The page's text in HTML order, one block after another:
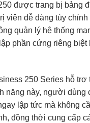
được trang bị bảng
viên dễ dàng tùy
quản lý hệ thống
phần cứng riêng biệt
250 Series hỗ trợ
năng này, người dùng
lập tức mà không
đồng thời cung cấp